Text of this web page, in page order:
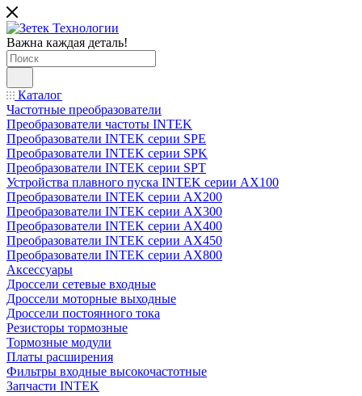
Важна каждая деталь!
Каталог
Частотные преобразователи
Преобразователи частоты INTEK
Преобразователи INTEK серии SPE
Преобразователи INTEK серии SPK
Преобразователи INTEK серии SPT
Устройства плавного пуска INTEK серии AX100
Преобразователи INTEK серии AX200
Преобразователи INTEK серии AX300
Преобразователи INTEK серии AX400
Преобразователи INTEK серии AX450
Преобразователи INTEK серии AX800
Аксессуары
Дроссели сетевые входные
Дроссели моторные выходные
Дроссели постоянного тока
Резисторы тормозные
Тормозные модули
Платы расширения
Фильтры входные высокочастотные
Запчасти INTEK